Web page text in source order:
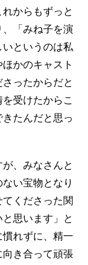
からもずっと
「みね子を演
というのは私
かのキャスト
ったからだと
受けたからこ
たんだと思っ
、みなさんと
い宝物となり
くださった関
思います」と
れずに、精一
き合って頑張